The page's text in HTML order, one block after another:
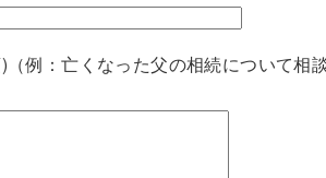
（例：亡くなった父の相続について相